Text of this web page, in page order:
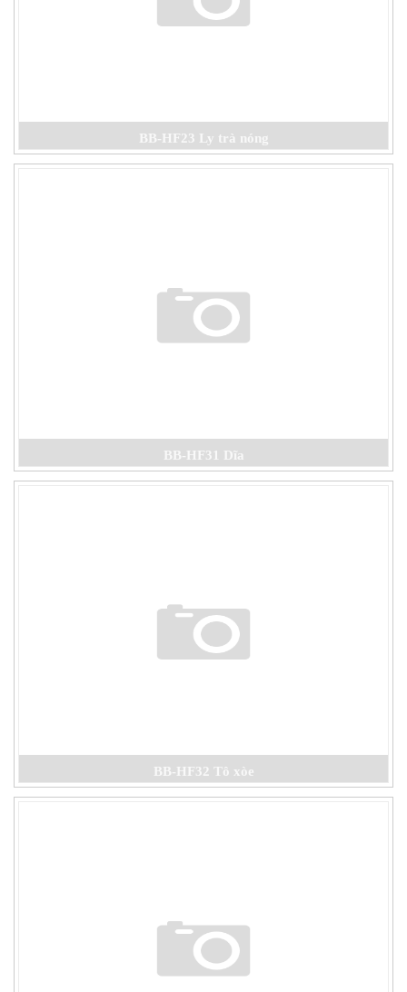
BB-HF23 Ly trà nóng
BB-HF31 Dĩa
BB-HF32 Tô xòe